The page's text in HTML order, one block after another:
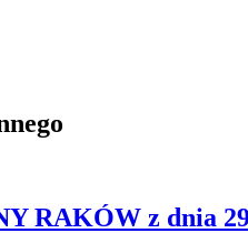
RAKÓW z dnia 29